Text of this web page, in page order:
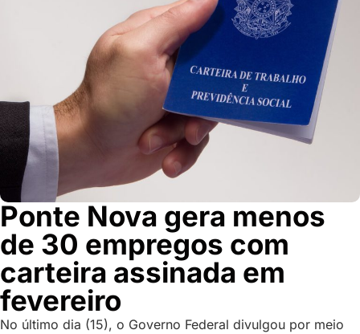
Ponte Nova gera menos
de 30 empregos com
carteira assinada em
fevereiro
No último dia (15), o Governo Federal divulgou por meio